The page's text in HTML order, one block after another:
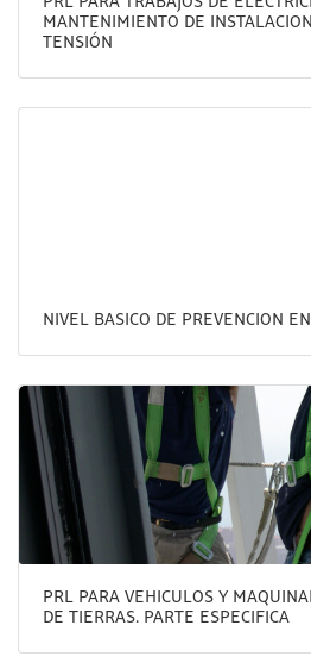
MANTENIMIENTO DE
TENSIÓN
NIVEL BASICO DE PREVENCION
PRL PARA VEHICULOS Y
DE TIERRAS. PARTE ESPECIFICA